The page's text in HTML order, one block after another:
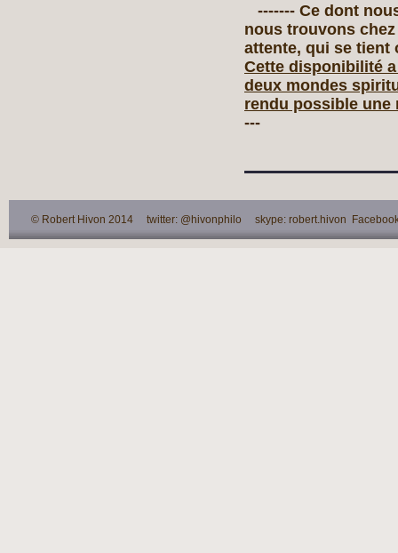
------- Ce dont
nous trouvons
attente, qui se tient
Cette disponibilité
deux mondes
rendu possible une
---
© Robert Hivon 2014 twitter: @hivonphilo skype: robert.hivon